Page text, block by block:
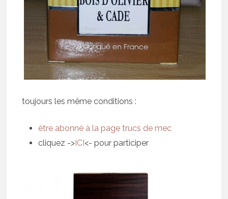
toujours les même conditions :
être abonné à la page trucs de mec
cliquez -> ICI <- pour participer